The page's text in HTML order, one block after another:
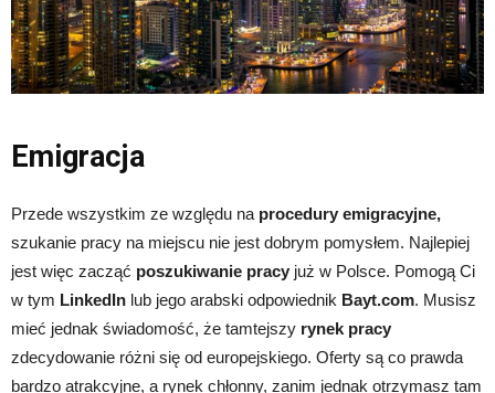
Emigracja
Przede wszystkim ze względu na procedury emigracyjne,
szukanie pracy na miejscu nie jest dobrym pomysłem. Najlepiej
jest więc zacząć poszukiwanie pracy już w Polsce. Pomogą Ci
w tym LinkedIn lub jego arabski odpowiednik Bayt.com. Musisz
mieć jednak świadomość, że tamtejszy rynek pracy
zdecydowanie różni się od europejskiego. Oferty są co prawda
bardzo atrakcyjne, a rynek chłonny, zanim jednak otrzymasz tam